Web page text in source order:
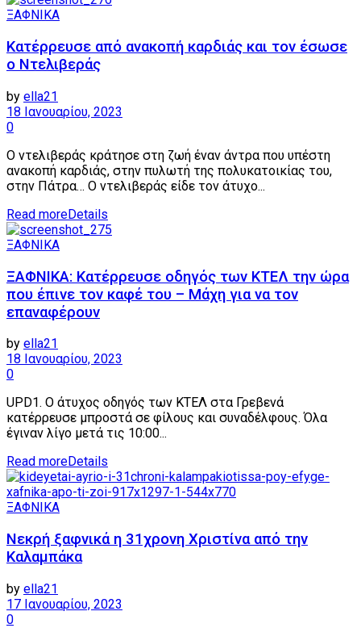
ΞΑΦΝΙΚΑ
Κατέρρευσε από ανακοπή καρδιάς και τον έσωσε
ο Ντελιβεράς
by ella21
18 Ιανουαρίου, 2023
0
O ντελιβεράς κράτησε στη ζωή έναν άντρα που υπέστη
ανακοπή καρδιάς, στην πυλωτή της πολυκατοικίας του,
στην Πάτρα… Ο ντελιβεράς είδε τον άτυχο...
Read moreDetails
ΞΑΦΝΙΚΑ
ΞΑΦNΙΚΑ: Κατέρρευσε οδηγός των ΚΤΕΛ την ώρα
που έπινε τον καφέ του – Μάχη για να τον
επαναφέρουν
by ella21
18 Ιανουαρίου, 2023
0
UPD1. Ο άτυχος οδηγός των ΚΤΕΛ στα Γρεβενά
κατέρρευσε μπροστά σε φίλους και συναδέλφους. Όλα
έγιναν λίγο μετά τις 10:00...
Read moreDetails
ΞΑΦΝΙΚΑ
Νεκρή ξαφνικά η 31χρονη Χριστίνα από την
Καλαμπάκα
by ella21
17 Ιανουαρίου, 2023
0